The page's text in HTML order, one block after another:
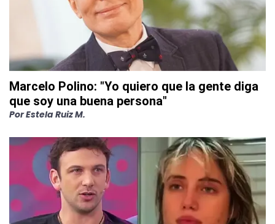
Marcelo Polino: "Yo quiero que la gente diga
que soy una buena persona"
PorEstela Ruiz M.